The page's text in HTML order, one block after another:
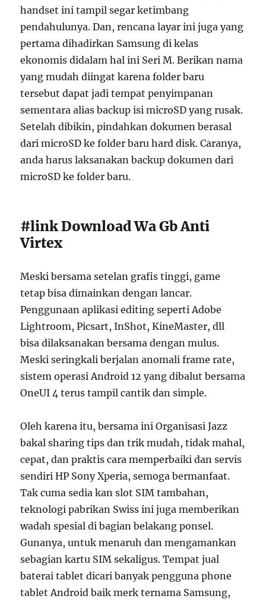
handset ini tampil segar ketimbang
pendahulunya. Dan, rencana layar ini juga yang
pertama dihadirkan Samsung di kelas
ekonomis didalam hal ini Seri M. Berikan nama
yang mudah diingat karena folder baru
tersebut dapat jadi tempat penyimpanan
sementara alias backup isi microSD yang rusak.
Setelah dibikin, pindahkan dokumen berasal
dari microSD ke folder baru hard disk. Caranya,
anda harus laksanakan backup dokumen dari
microSD ke folder baru.
#link Download Wa Gb Anti
Virtex
Meski bersama setelan grafis tinggi, game
tetap bisa dimainkan dengan lancar.
Penggunaan aplikasi editing seperti Adobe
Lightroom, Picsart, InShot, KineMaster, dll
bisa dilaksanakan bersama dengan mulus.
Meski seringkali berjalan anomali frame rate,
sistem operasi Android 12 yang dibalut bersama
OneUI 4 terus tampil cantik dan simple.
Oleh karena itu, bersama ini Organisasi Jazz
bakal sharing tips dan trik mudah, tidak mahal,
cepat, dan praktis cara memperbaiki dan servis
sendiri HP Sony Xperia, semoga bermanfaat.
Tak cuma sedia kan slot SIM tambahan,
teknologi pabrikan Swiss ini juga memberikan
wadah spesial di bagian belakang ponsel.
Gunanya, untuk menaruh dan mengamankan
sebagian kartu SIM sekaligus. Tempat jual
baterai tablet dicari banyak pengguna phone
tablet Android baik merk ternama Samsung,